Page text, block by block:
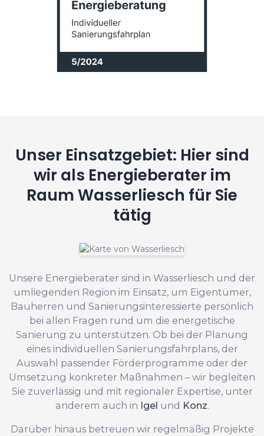
Unser Einsatzgebiet: Hier sind
wir als Energieberater im
Raum Wasserliesch für Sie
tätig
Unsere Energieberater sind in Wasserliesch und der
umliegenden Region im Einsatz, um Eigentümer,
Bauherren und Sanierungsinteressierte persönlich
bei allen Fragen rund um die energetische
Sanierung zu unterstützen. Ob bei der Planung
eines individuellen Sanierungsfahrplans, der
Auswahl passender Förderprogramme oder der
Umsetzung konkreter Maßnahmen – wir begleiten
Sie zuverlässig und mit regionaler Expertise, unter
anderem auch in Igel und Konz.
Darüber hinaus betreuen wir regelmäßig Projekte